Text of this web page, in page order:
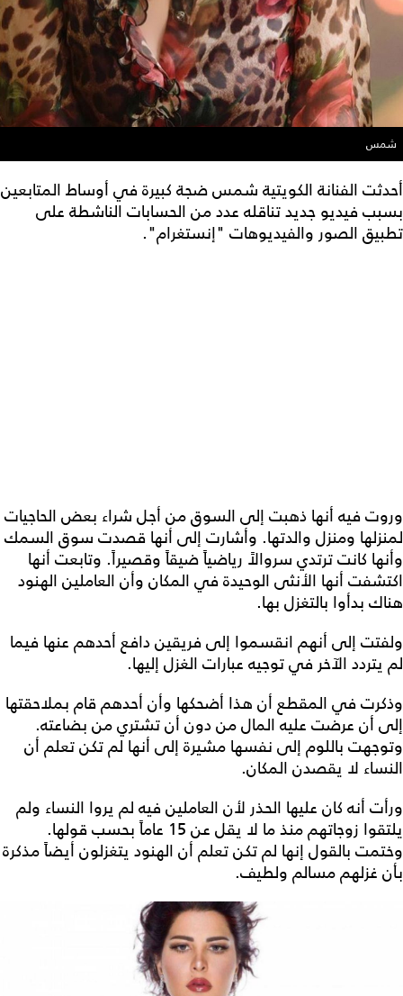
شمس
أحدثت الفنانة الكويتية شمس ضجة كبيرة في أوساط المتابعين
بسبب فيديو جديد تناقله عدد من الحسابات الناشطة على
تطبيق الصور والفيديوهات "إنستغرام".
وروت فيه أنها ذهبت إلى السوق من أجل شراء بعض الحاجيات
لمنزلها ومنزل والدتها. وأشارت إلى أنها قصدت سوق السمك
وأنها كانت ترتدي سروالاً رياضياً ضيقاً وقصيراً. وتابعت أنها
اكتشفت أنها الأنثى الوحيدة في المكان وأن العاملين الهنود
هناك بدأوا بالتغزل بها.
ولفتت إلى أنهم انقسموا إلى فريقين دافع أحدهم عنها فيما
لم يتردد الآخر في توجيه عبارات الغزل إليها.
وذكرت في المقطع أن هذا أضحكها وأن أحدهم قام بملاحقتها
إلى أن عرضت عليه المال من دون أن تشتري من بضاعته.
وتوجهت باللوم إلى نفسها مشيرة إلى أنها لم تكن تعلم أن
النساء لا يقصدن المكان.
ورأت أنه كان عليها الحذر لأن العاملين فيه لم يروا النساء ولم
يلتقوا زوجاتهم منذ ما لا يقل عن 15 عاماً بحسب قولها.
وختمت بالقول إنها لم تكن تعلم أن الهنود يتغزلون أيضاً مذكرة
بأن غزلهم مسالم ولطيف.